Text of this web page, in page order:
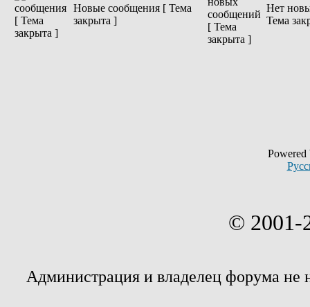
Новые сообщения [ Тема
закрыта ]
Нет
Тема
© 2001-
Администрация и владелец форума не